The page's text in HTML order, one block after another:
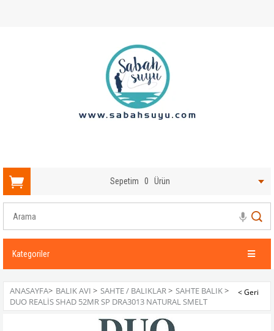
Sepetim 0 Ürün
Kategoriler
ANASAYFA> BALIK AVI > SAHTE / BALIKLAR> SAHTE BALIK>
DUO REALIS SHAD 52MR SP DRA3013 NATURAL SMELT